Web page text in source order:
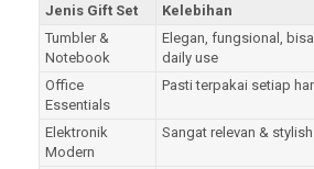
Jenis Gift Set Kelebihan
Tumbler &
Notebook
Elegan, fungsional, bisa
daily use
Office
Essentials
Pasti terpakai setiap
Elektronik
Modern
Sangat relevan & stylish